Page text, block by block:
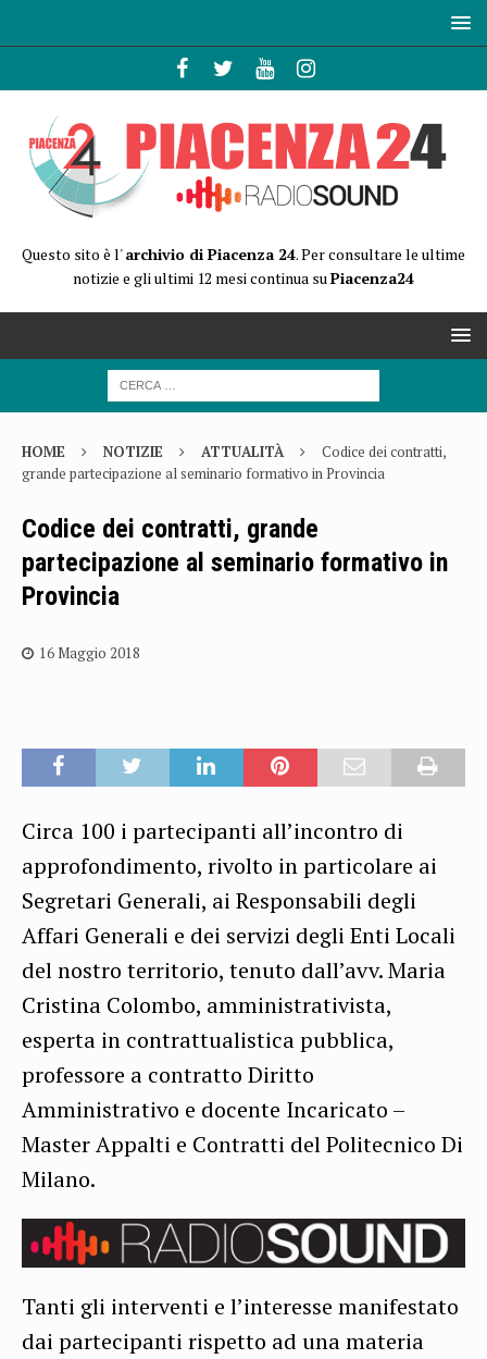
Questo sito è l'archivio di Piacenza 24. Per consultare le ultime
notizie e gli ultimi 12 mesi continua suPiacenza24
HOME NOTIZIE ATTUALITÀ
Codice dei contratti,
grande partecipazione al seminario formativo in Provincia
Codice dei contratti, grande
partecipazione al seminario formativo in
Provincia
16 Maggio 2018
Circa 100 i partecipanti all’incontro di
approfondimento, rivolto in particolare ai
Segretari Generali, ai Responsabili degli
Affari Generali e dei servizi degli Enti Locali
del nostro territorio, tenuto dall’avv. Maria
Cristina Colombo, amministrativista,
esperta in contrattualistica pubblica,
professore a contratto Diritto
Amministrativo e docente Incaricato –
Master Appalti e Contratti del Politecnico Di
Milano.
Tanti gli interventi e l’interesse manifestato
dai partecipanti rispetto ad una materia